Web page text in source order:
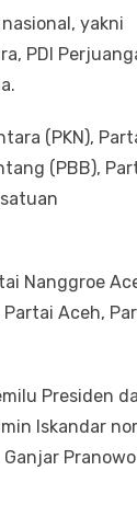
yakni
PDI
(PKN),
(PBB),
Nanggroe
Aceh,
Presiden
Iskandar